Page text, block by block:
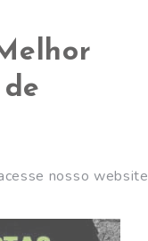
nosso website